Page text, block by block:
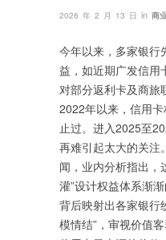
2026 年 2 月 13 日 in 商
今年以来，多家银行
益，如近期广发信用
对部分返利卡及商旅
2022年以来，信用
止过。进入2025至
再难引起太大的关注
闻，业内分析指出，
灌”设计权益体系渐渐
背后映射出各家银行
模情结”，审视价值